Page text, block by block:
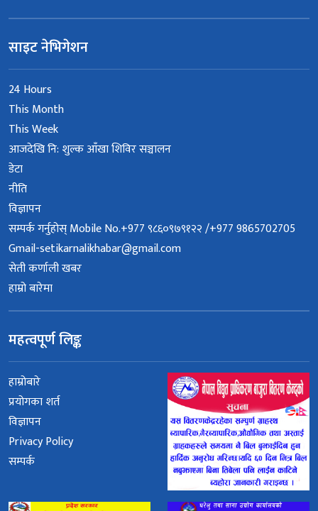
साइट नेभिगेशन
24 Hours
This Month
This Week
आजदेखि नि: शुल्क आँखा शिविर सञ्चालन
डेटा
नीति
विज्ञापन
सम्पर्क गर्नुहोस् Mobile No.+977 ९८६०९७९१२२ /+977 9865702705
Gmail-setikarnalikhabar@gmail.com
सेती कर्णाली खबर
हाम्रो बारेमा
महत्वपूर्ण लिङ्क
हाम्रोबारे
प्रयोगका शर्त
विज्ञापन
Privacy Policy
सम्पर्क